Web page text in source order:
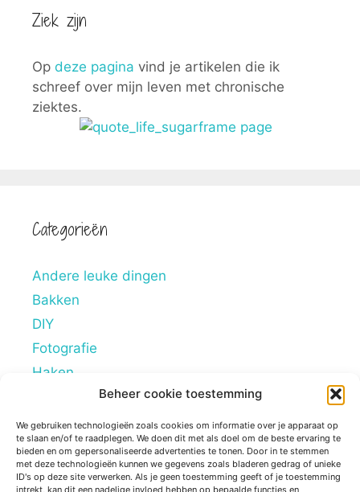
Beheer cookie toestemming
We gebruiken technologieën zoals cookies om informatie over je apparaat op
te slaan en/of te raadplegen. We doen dit met als doel om de beste ervaring te
bieden en om gepersonaliseerde advertenties te tonen. Door in te stemmen
met deze technologieën kunnen we gegevens zoals bladeren gedrag of unieke
ID's op deze site verwerken. Als je geen toestemming geeft of je toestemming
intrekt, kan dit een nadelige invloed hebben op bepaalde functies en
Ziek zijn
Op deze pagina vind je artikelen die ik
schreef over mijn leven met chronische
ziektes.
Categorieën
Andere leuke dingen
Bakken
DIY
Fotografie
Haken
Lifestyle
Mindstyle
Overig